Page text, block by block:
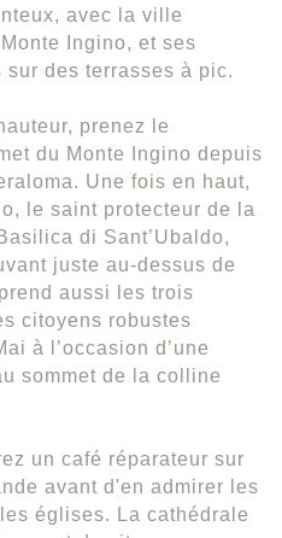
avec la ville
Ingino, et ses
des terrasses à pic.
prenez le
du Monte Ingino depuis
Une fois en haut,
le saint protecteur de la
di Sant’Ubaldo,
juste au-dessus de
aussi les trois
citoyens robustes
à l’occasion d’une
sommet de la colline
un café réparateur sur
avant d'en admirer les
églises. La cathédrale